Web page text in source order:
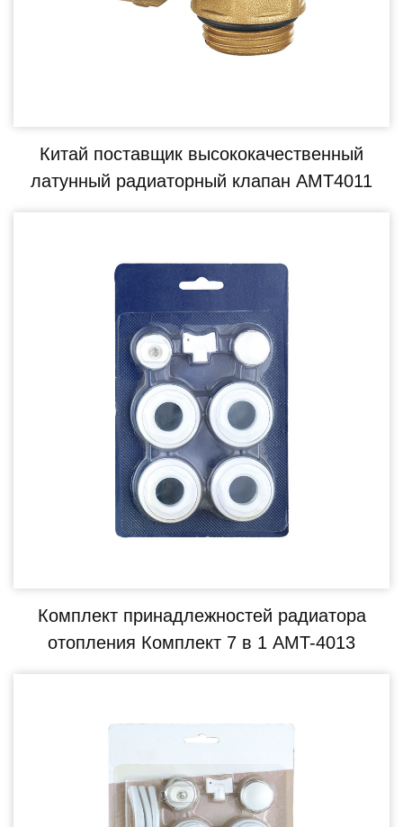
Китай поставщик высококачественный
латунный радиаторный клапан AMT4011
Комплект принадлежностей радиатора
отопления Комплект 7 в 1 AMT-4013